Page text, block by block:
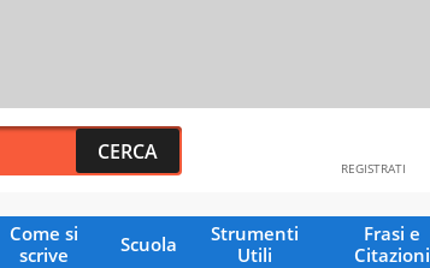
REGISTRATI
Come si
scrive
Scuola
Strumenti
Utili
Frasi e
Citazioni